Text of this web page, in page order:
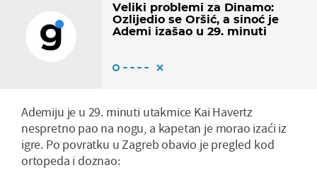
Veliki problemi za Dinamo:
Ozlijedio se Oršić, a sinoć je
Ademi izašao u 29. minuti
Ademiju je u 29. minuti utakmice Kai Havertz
nespretno pao na nogu, a kapetan je morao izaći iz
igre. Po povratku u Zagreb obavio je pregled kod
ortopeda i doznao: